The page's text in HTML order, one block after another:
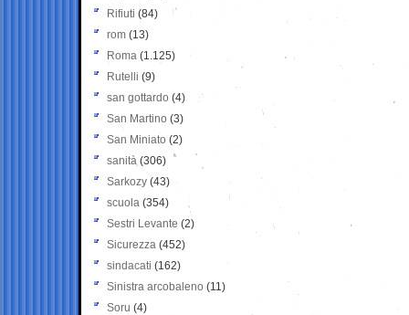
Rifiuti (84)
rom (13)
Roma (1.125)
Rutelli (9)
san gottardo (4)
San Martino (3)
San Miniato (2)
sanità (306)
Sarkozy (43)
scuola (354)
Sestri Levante (2)
Sicurezza (452)
sindacati (162)
Sinistra arcobaleno (11)
Soru (4)